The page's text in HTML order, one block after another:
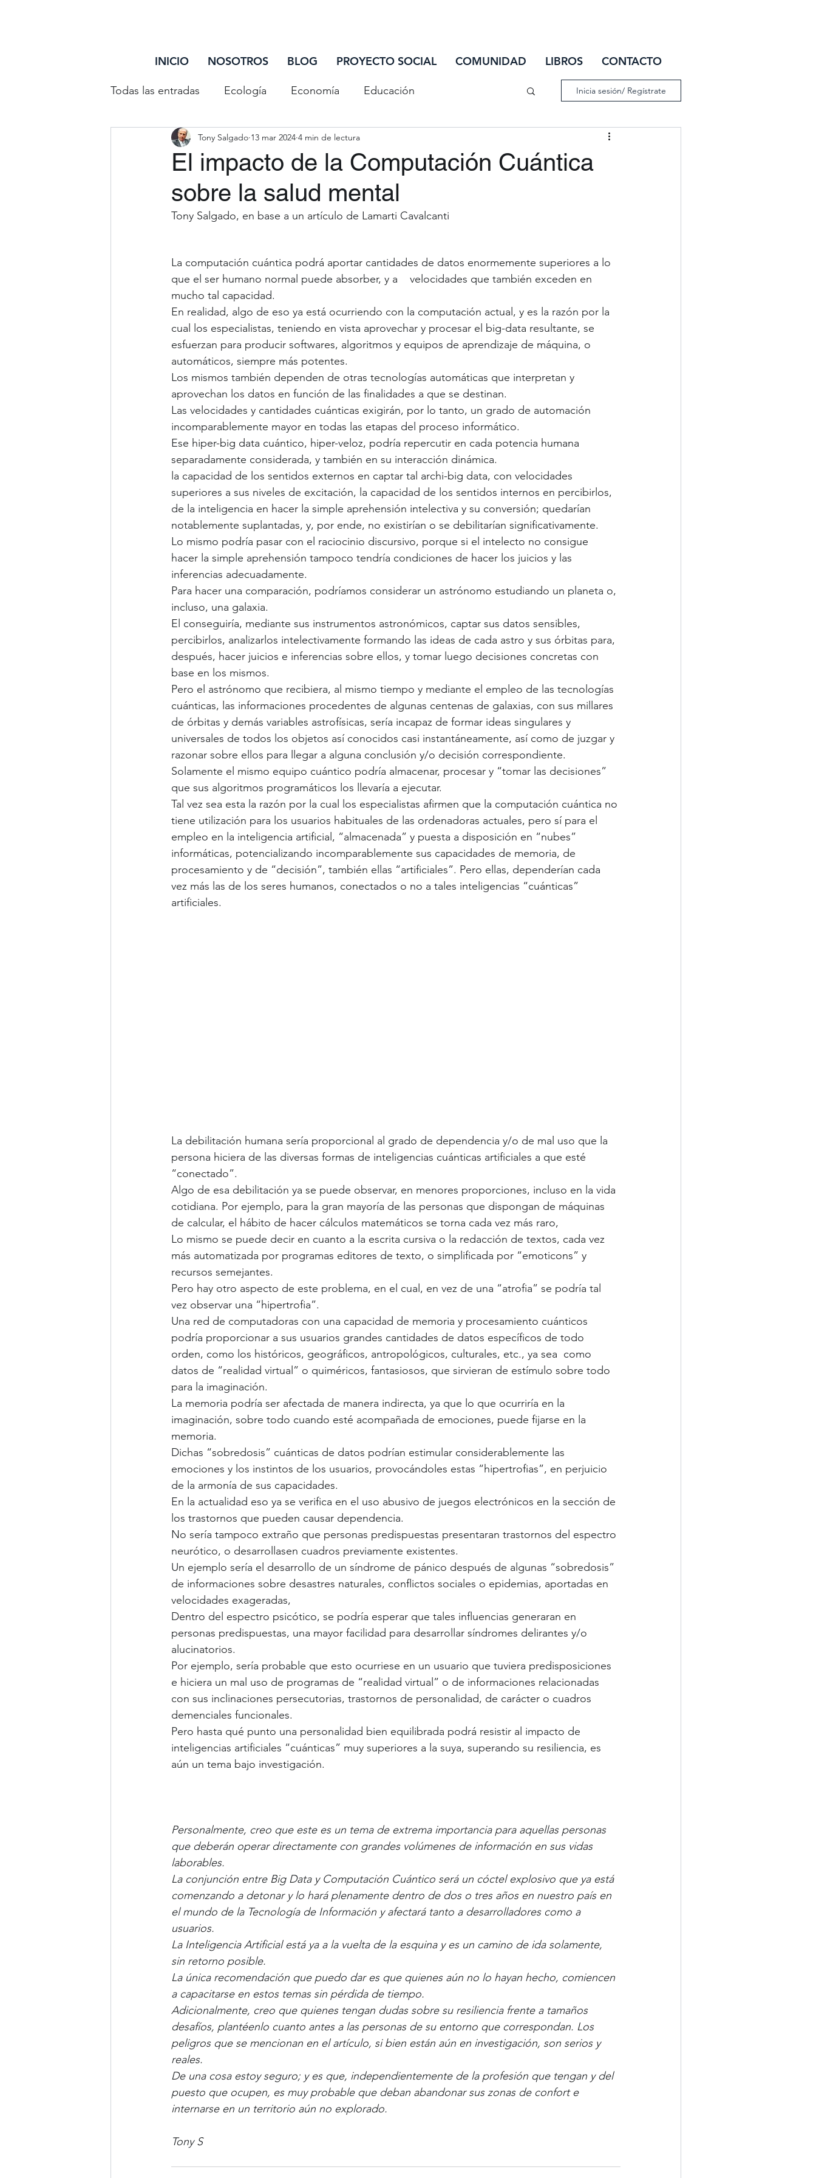
INICIO NOSOTROS BLOG PROYECTO SOCIAL COMUNIDAD LIBROS CONTACTO
Todas las entradas Ecología Economía Educación
Entretenimiento Reflexiones Salud
Debate Trazando Surcos ¿Sabías que... Ciclo de Actualización
Inicia sesión/ Regístrate
El impacto de la Computación Cuántica
sobre la salud mental
Tony Salgado 13 mar 2024 4 min de lectura
Tony Salgado, en base a un artículo de Lamarti Cavalcanti
La computación cuántica podrá aportar cantidades de datos enormemente superiores a lo
que el ser humano normal puede absorber, y a    velocidades que también exceden en
mucho tal capacidad.
En realidad, algo de eso ya está ocurriendo con la computación actual, y es la razón por la
cual los especialistas, teniendo en vista aprovechar y procesar el big-data resultante, se
esfuerzan para producir softwares, algoritmos y equipos de aprendizaje de máquina, o
automáticos, siempre más potentes.
Los mismos también dependen de otras tecnologías automáticas que interpretan y
aprovechan los datos en función de las finalidades a que se destinan.
Las velocidades y cantidades cuánticas exigirán, por lo tanto, un grado de automación
incomparablemente mayor en todas las etapas del proceso informático.
Ese hiper-big data cuántico, hiper-veloz, podría repercutir en cada potencia humana
separadamente considerada, y también en su interacción dinámica.
la capacidad de los sentidos externos en captar tal archi-big data, con velocidades
superiores a sus niveles de excitación, la capacidad de los sentidos internos en percibirlos,
de la inteligencia en hacer la simple aprehensión intelectiva y su conversión; quedarían
notablemente suplantadas, y, por ende, no existirían o se debilitarían significativamente.
Lo mismo podría pasar con el raciocinio discursivo, porque si el intelecto no consigue
hacer la simple aprehensión tampoco tendría condiciones de hacer los juicios y las
inferencias adecuadamente.
Para hacer una comparación, podríamos considerar un astrónomo estudiando un planeta o,
incluso, una galaxia.
El conseguiría, mediante sus instrumentos astronómicos, captar sus datos sensibles,
percibirlos, analizarlos intelectivamente formando las ideas de cada astro y sus órbitas para,
después, hacer juicios e inferencias sobre ellos, y tomar luego decisiones concretas con
base en los mismos.
Pero el astrónomo que recibiera, al mismo tiempo y mediante el empleo de las tecnologías
cuánticas, las informaciones procedentes de algunas centenas de galaxias, con sus millares
de órbitas y demás variables astrofísicas, sería incapaz de formar ideas singulares y
universales de todos los objetos así conocidos casi instantáneamente, así como de juzgar y
razonar sobre ellos para llegar a alguna conclusión y/o decisión correspondiente.
Solamente el mismo equipo cuántico podría almacenar, procesar y “tomar las decisiones”
que sus algoritmos programáticos los llevaría a ejecutar.
Tal vez sea esta la razón por la cual los especialistas afirmen que la computación cuántica no
tiene utilización para los usuarios habituales de las ordenadoras actuales, pero sí para el
empleo en la inteligencia artificial, “almacenada” y puesta a disposición en “nubes”
informáticas, potencializando incomparablemente sus capacidades de memoria, de
procesamiento y de “decisión”, también ellas “artificiales”. Pero ellas, dependerían cada
vez más las de los seres humanos, conectados o no a tales inteligencias “cuánticas”
artificiales.
La debilitación humana sería proporcional al grado de dependencia y/o de mal uso que la
persona hiciera de las diversas formas de inteligencias cuánticas artificiales a que esté
“conectado”.
Algo de esa debilitación ya se puede observar, en menores proporciones, incluso en la vida
cotidiana. Por ejemplo, para la gran mayoría de las personas que dispongan de máquinas
de calcular, el hábito de hacer cálculos matemáticos se torna cada vez más raro,
Lo mismo se puede decir en cuanto a la escrita cursiva o la redacción de textos, cada vez
más automatizada por programas editores de texto, o simplificada por “emoticons” y
recursos semejantes.
Pero hay otro aspecto de este problema, en el cual, en vez de una “atrofia” se podría tal
vez observar una “hipertrofia”.
Una red de computadoras con una capacidad de memoria y procesamiento cuánticos
podría proporcionar a sus usuarios grandes cantidades de datos específicos de todo
orden, como los históricos, geográficos, antropológicos, culturales, etc., ya sea  como
datos de “realidad virtual” o quiméricos, fantasiosos, que sirvieran de estímulo sobre todo
para la imaginación.
La memoria podría ser afectada de manera indirecta, ya que lo que ocurriría en la
imaginación, sobre todo cuando esté acompañada de emociones, puede fijarse en la
memoria.
Dichas “sobredosis” cuánticas de datos podrían estimular considerablemente las
emociones y los instintos de los usuarios, provocándoles estas “hipertrofias”, en perjuicio
de la armonía de sus capacidades.
En la actualidad eso ya se verifica en el uso abusivo de juegos electrónicos en la sección de
los trastornos que pueden causar dependencia.
No sería tampoco extraño que personas predispuestas presentaran trastornos del espectro
neurótico, o desarrollasen cuadros previamente existentes.
Un ejemplo sería el desarrollo de un síndrome de pánico después de algunas “sobredosis”
de informaciones sobre desastres naturales, conflictos sociales o epidemias, aportadas en
velocidades exageradas,
Dentro del espectro psicótico, se podría esperar que tales influencias generaran en
personas predispuestas, una mayor facilidad para desarrollar síndromes delirantes y/o
alucinatorios.
Por ejemplo, sería probable que esto ocurriese en un usuario que tuviera predisposiciones
e hiciera un mal uso de programas de “realidad virtual” o de informaciones relacionadas
con sus inclinaciones persecutorias, trastornos de personalidad, de carácter o cuadros
demenciales funcionales.
Pero hasta qué punto una personalidad bien equilibrada podrá resistir al impacto de
inteligencias artificiales “cuánticas” muy superiores a la suya, superando su resiliencia, es
aún un tema bajo investigación.
Personalmente, creo que este es un tema de extrema importancia para aquellas personas
que deberán operar directamente con grandes volúmenes de información en sus vidas
laborables.
La conjunción entre Big Data y Computación Cuántico será un cóctel explosivo que ya está
comenzando a detonar y lo hará plenamente dentro de dos o tres años en nuestro país en
el mundo de la Tecnología de Información y afectará tanto a desarrolladores como a
usuarios.
La Inteligencia Artificial está ya a la vuelta de la esquina y es un camino de ida solamente,
sin retorno posible.
La única recomendación que puedo dar es que quienes aún no lo hayan hecho, comiencen
a capacitarse en estos temas sin pérdida de tiempo.
Adicionalmente, creo que quienes tengan dudas sobre su resiliencia frente a tamaños
desafíos, plantéenlo cuanto antes a las personas de su entorno que correspondan. Los
peligros que se mencionan en el artículo, si bien están aún en investigación, son serios y
reales.
De una cosa estoy seguro; y es que, independientemente de la profesión que tengan y del
puesto que ocupen, es muy probable que deban abandonar sus zonas de confort e
internarse en un territorio aún no explorado.
Tony S